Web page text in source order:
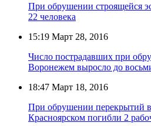
При обрушении строящейся
22 человека
15:19 Март 28, 2016
Число пострадавших при
Воронежем выросло до
18:47 Март 18, 2016
При обрушении перекрытий
Красноярском погибли 2